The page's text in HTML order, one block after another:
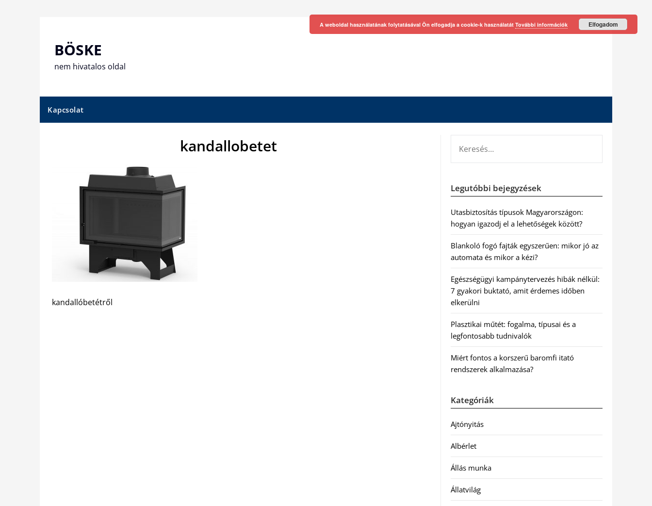
BÖSKE
nem hivatalos oldal
Kapcsolat
kandallobetet
kandallóbetétről
Legutóbbi bejegyzések
Utasbiztosítás típusok Magyarországon:
hogyan igazodj el a lehetőségek között?
Blankoló fogó fajták egyszerűen: mikor jó az
automata és mikor a kézi?
Egészségügyi kampánytervezés hibák nélkül:
7 gyakori buktató, amit érdemes időben
elkerülni
Plasztikai műtét: fogalma, típusai és a
legfontosabb tudnivalók
Miért fontos a korszerű baromfi itató
rendszerek alkalmazása?
Kategóriák
Ajtónyitás
Albérlet
Állás munka
Állatvilág
A weboldal használatának folytatásával Ön elfogadja a cookie-k használatát További információk Elfogadom